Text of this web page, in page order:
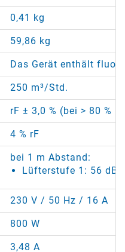
0,41 kg
59,86 kg
Das Gerät enthält
250 m³/Std.
rF ± 3,0 % (bei > 80 %
4 % rF
bei 1 m Abstand:
Lüfterstufe 1: 56
230 V / 50 Hz / 16 A
800 W
3,48 A